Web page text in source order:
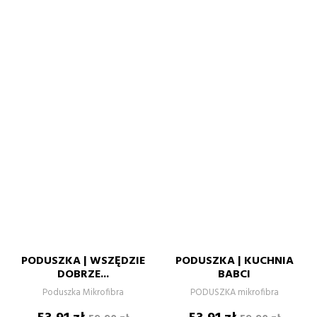
PODUSZKA | WSZĘDZIE
DOBRZE...
Poduszka Mikrofibra
PODUSZKA | KUCHNIA
BABCI
PODUSZKA mikrofibra